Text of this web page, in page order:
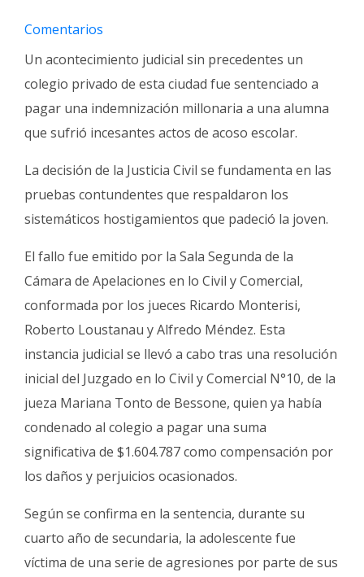
Fúnebres
Comentarios
Un acontecimiento judicial sin precedentes un
colegio privado de esta ciudad fue sentenciado a
pagar una indemnización millonaria a una alumna
que sufrió incesantes actos de acoso escolar.
La decisión de la Justicia Civil se fundamenta en las
pruebas contundentes que respaldaron los
sistemáticos hostigamientos que padeció la joven.
El fallo fue emitido por la Sala Segunda de la
Cámara de Apelaciones en lo Civil y Comercial,
conformada por los jueces Ricardo Monterisi,
Roberto Loustanau y Alfredo Méndez. Esta
instancia judicial se llevó a cabo tras una resolución
inicial del Juzgado en lo Civil y Comercial N°10, de la
jueza Mariana Tonto de Bessone, quien ya había
condenado al colegio a pagar una suma
significativa de $1.604.787 como compensación por
los daños y perjuicios ocasionados.
Según se confirma en la sentencia, durante su
cuarto año de secundaria, la adolescente fue
víctima de una serie de agresiones por parte de sus